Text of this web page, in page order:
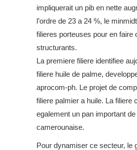
impliquerait un pib en nette
l’ordre de 23 a 24 %, le
filieres porteuses pour en faire
structurants.
La premiere filiere identifiee
filiere huile de palme,
aprocom-ph. Le projet de
filiere palmier a huile. La filiere
egalement un pan important de
camerounaise.
Pour dynamiser ce secteur, le